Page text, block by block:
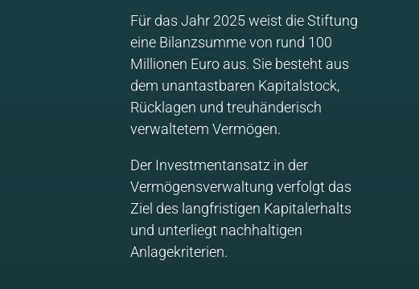
Für das Jahr 2025 weist die Stiftung
eine Bilanzsumme von rund 100
Millionen Euro aus. Sie besteht aus
dem unantastbaren Kapitalstock,
Rücklagen und treuhänderisch
verwaltetem Vermögen.
Der Investmentansatz in der
Vermögensverwaltung verfolgt das
Ziel des langfristigen Kapitalerhalts
und unterliegt nachhaltigen
Anlagekriterien.